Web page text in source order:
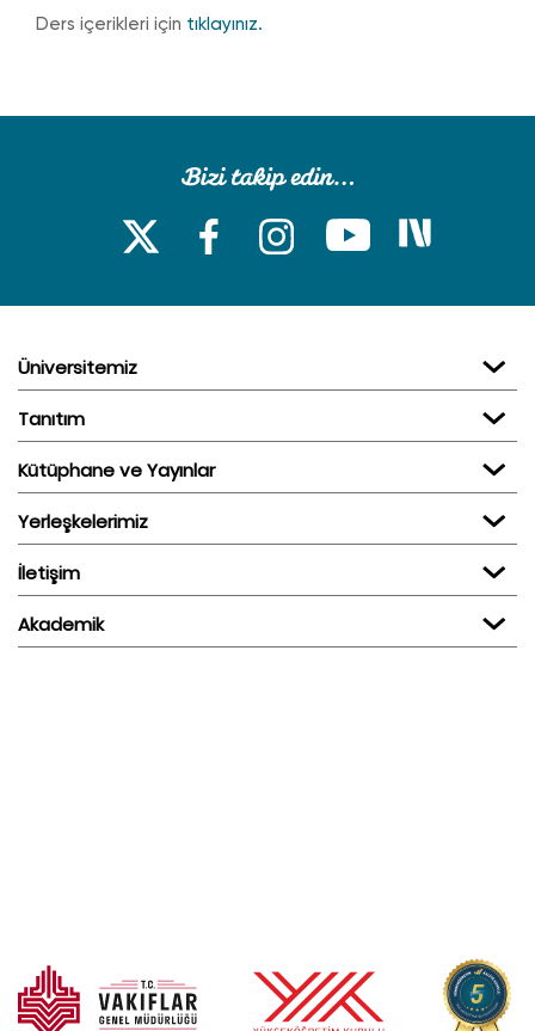
Ders içerikleri için tıklayınız.
Üniversitemiz
Tanıtım
Kütüphane ve Yayınlar
Yerleşkelerimiz
İletişim
Akademik